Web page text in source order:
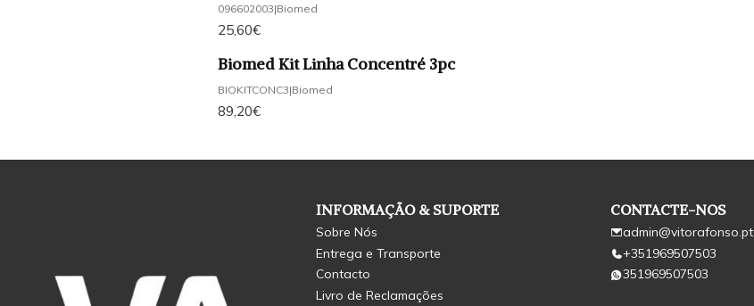
096602003|Biomed
25,60€
Biomed Kit Linha Concentré 3pc
BIOKITCONC3|Biomed
89,20€
INFORMAÇÃO & SUPORTE
Sobre Nós
Entrega e Transporte
Contacto
Livro de Reclamações
CONTACTE-NOS
admin@vitorafonso.pt
+351969507503
351969507503